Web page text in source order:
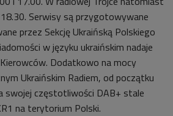
Serwisy są przygotowywane
przez Sekcję Ukraińską Polskiego
w języku ukraińskim nadaje
Dodatkowo na mocy
Ukraińskim Radiem, od początku
swojej częstotliwości DAB+ stale
na terytorium Polski.